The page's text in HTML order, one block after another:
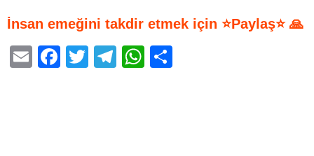
İnsan emeğini takdir etmek için ⭐Paylaş⭐ 🙏
E
F
T
T
W